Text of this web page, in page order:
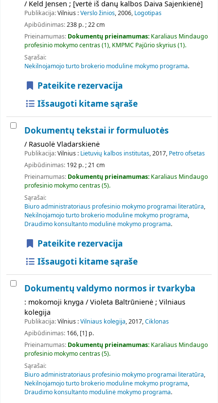
/ Keld Jensen ; [vertė iš danų kalbos Daiva Sajenkienė]
Publikacija:Vilnius :Verslo žinios, 2006, Logotipas
Apibūdinimas:238 p. ; 22 cm
Prieinamumas: Dokumentų prieinamumas: Karaliaus Mindaugo
profesinio mokymo centras(1), KMPMC Pajūrio skyrius(1).
Sąrašai:
Nekilnojamojo turto brokerio moduline mokymo programa.
Pateikite rezervacija
Išsaugoti kitame sąraše
Dokumentų tekstai ir formuluotės
/ Rasuolė Vladarskienė
Publikacija:Vilnius : Lietuvių kalbos institutas, 2017, Petro ofsetas
Apibūdinimas: 192 p. ; 21 cm
Prieinamumas: Dokumentų prieinamumas: Karaliaus Mindaugo
profesinio mokymo centras(5).
Sąrašai:
Biuro administratoriaus profesinio mokymo programai literatūra,
Nekilnojamojo turto brokerio moduline mokymo programa,
Draudimo konsultanto modulinė mokymo programa.
Pateikite rezervacija
Išsaugoti kitame sąraše
Dokumentų valdymo normos ir tvarkyba
: mokomoji knyga / Violeta Baltrūnienė ; Vilniaus
kolegija
Publikacija:Vilnius :Vilniaus kolegija, 2017,Ciklonas
Apibūdinimas: 166, [1] p.
Prieinamumas: Dokumentų prieinamumas: Karaliaus Mindaugo
profesinio mokymo centras(5).
Sąrašai:
Biuro administratoriaus profesinio mokymo programai literatūra,
Nekilnojamojo turto brokerio moduline mokymo programa,
Draudimo konsultanto modulinė mokymo programa.